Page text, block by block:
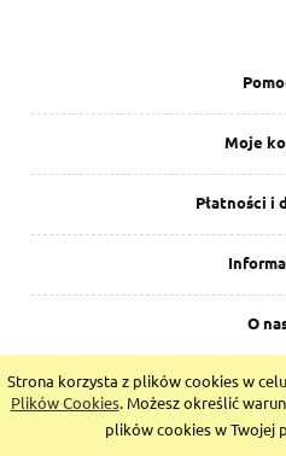
Strona korzysta z plików cookies w
Plików Cookies. Możesz określić
plików cookies w Twojej
Moje
Płatności i
O
pokaż pełną
Sklep